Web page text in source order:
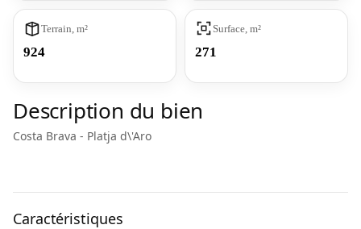
Terrain, m²
924
Surface, m²
271
Description du bien
Costa Brava - Platja d\'Aro
Caractéristiques